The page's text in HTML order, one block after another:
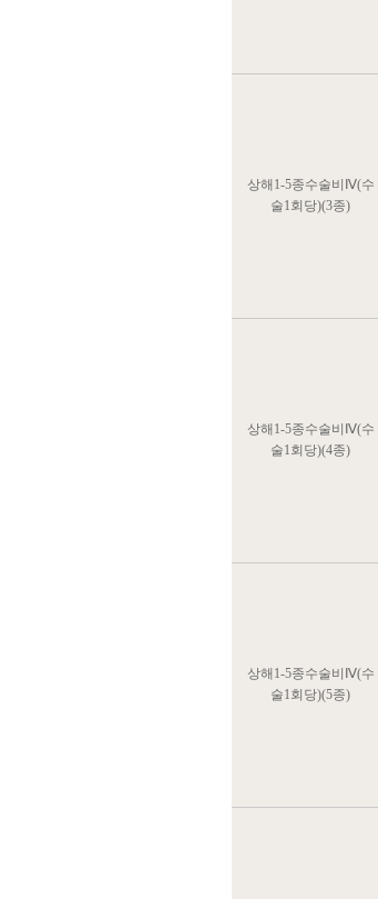
상해1-5종수술비Ⅳ(수
술1회당)(3종)
상해1-5종수술비Ⅳ(수
술1회당)(4종)
상해1-5종수술비Ⅳ(수
술1회당)(5종)